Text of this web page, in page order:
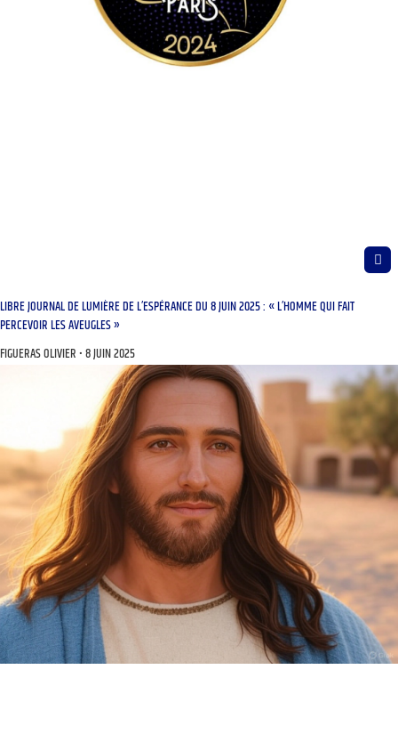
LIBRE JOURNAL DE LUMIÈRE DE L’ESPÉRANCE DU 8 JUIN 2025 : « L’HOMME QUI FAIT
PERCEVOIR LES AVEUGLES »
FIGUERAS OLIVIER 8 JUIN 2025